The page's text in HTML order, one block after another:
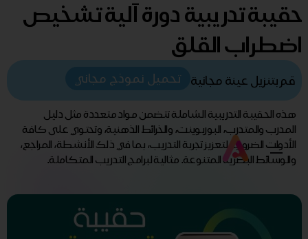
حقيبة تدريبية دورة آلية تشخيص
اضطراب القلق
قم بتنزيل عينة مجانية تحميل نموذج مجاني
هذه الحقيبة التدريبية الشاملة تتضمن مواد متعددة مثل دليل
المدرب والمتدرب، البوربوينت، والخرائط الذهنية، وتحتوي على كافة
الأدوات الضرورية لتعزيز تجربة التدريب، بما في ذلك الأنشطة، المراجع،
والوسائط البصرية المتنوعة. مثالية لبرامج التدريب المتكاملة.